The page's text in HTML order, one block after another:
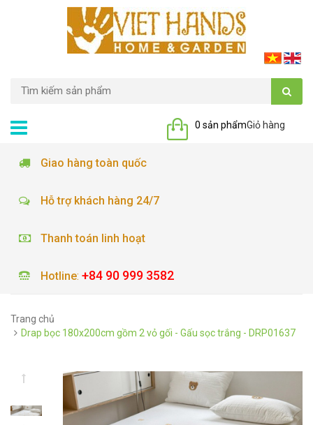
Giỏ hàng
0 sản phẩm
Giao hàng toàn quốc
Hỗ trợ khách hàng 24/7
Thanh toán linh hoạt
Hotline: +84 90 999 3582
Trang chủ
Drap bọc 180x200cm gồm 2 vỏ gối - Gấu sọc trắng - DRP01637